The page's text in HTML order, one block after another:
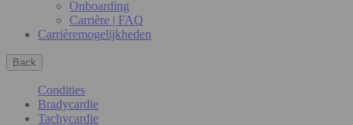
Onboarding
Carrière | FAQ
Carrièremogelijkheden
Back
Condities
Bradycardie
Tachycardie